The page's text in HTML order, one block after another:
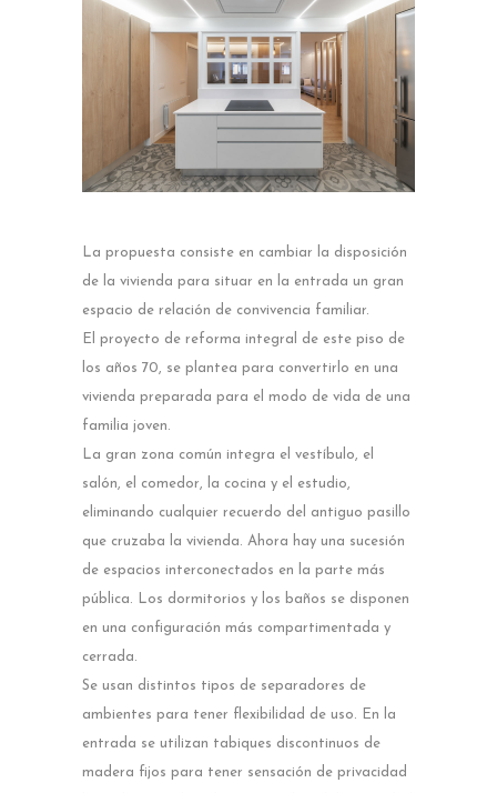
La propuesta consiste en cambiar la disposición
de la vivienda para situar en la entrada un gran
espacio de relación de convivencia familiar.
El proyecto de reforma integral de este piso de
los años 70, se plantea para convertirlo en una
vivienda preparada para el modo de vida de una
familia joven.
La gran zona común integra el vestíbulo, el
salón, el comedor, la cocina y el estudio,
eliminando cualquier recuerdo del antiguo pasillo
que cruzaba la vivienda. Ahora hay una sucesión
de espacios interconectados en la parte más
pública. Los dormitorios y los baños se disponen
en una configuración más compartimentada y
cerrada.
Se usan distintos tipos de separadores de
ambientes para tener flexibilidad de uso. En la
entrada se utilizan tabiques discontinuos de
madera fijos para tener sensación de privacidad